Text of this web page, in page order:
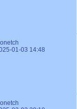
01-03 14:48